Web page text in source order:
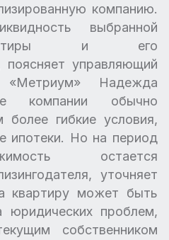
компанию.
выбранной
и его
поясняет управляющий
«Метриум» Надежда
компании обычно
более гибкие условия,
ипотеки. Но на период
остается
уточняет
квартиру может быть
юридических проблем,
собственником